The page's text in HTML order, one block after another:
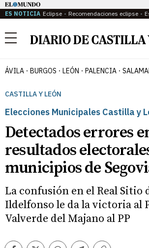
ES NOTICIA Eclipse Recomendaciones eclipse
Menú
ÁVILA BURGOS LEÓN PALENCIA
CASTILLA Y LEÓN
Elecciones Municipales Castilla y
Detectados errores
resultados
municipios de
La confusión en el Real Sitio
Ildelfonso le da la victoria al
Valverde del Majano al PP